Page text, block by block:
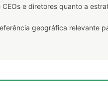
e diretores quanto a
geográfica relevante